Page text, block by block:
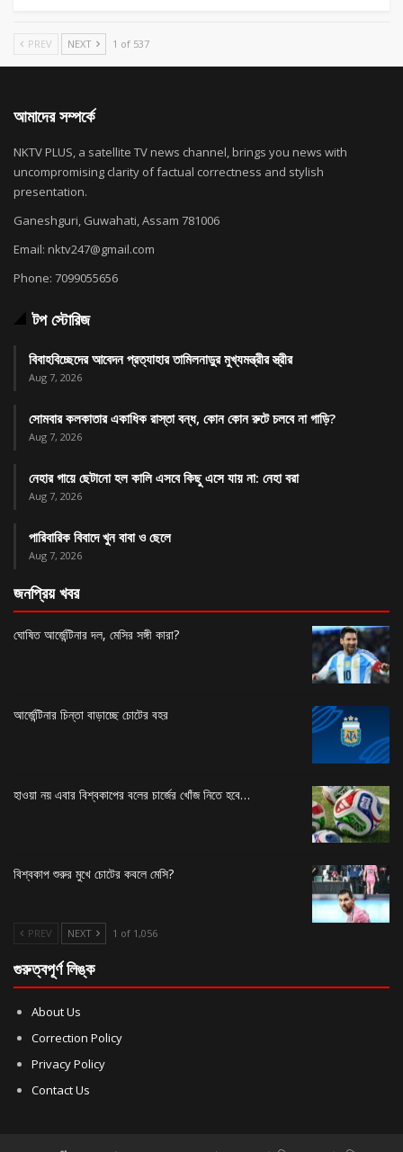
PREV NEXT 1 of 537
আমাদের সম্পর্কে
NKTV PLUS, a satellite TV news channel, brings you news with
uncompromising clarity of factual correctness and stylish
presentation.
Ganeshguri, Guwahati, Assam 781006
Email: nktv247@gmail.com
Phone: 7099055656
টপ স্টোরিজ
বিবাহবিচ্ছেদের আবেদন প্রত্যাহার তামিলনাড়ুর মুখ্যমন্ত্রীর স্ত্রীর
Aug 7, 2026
সোমবার কলকাতার একাধিক রাস্তা বন্ধ, কোন কোন রুটে চলবে না গাড়ি?
Aug 7, 2026
নেহার গায়ে ছেটানো হল কালি এসবে কিছু এসে যায় না: নেহা বরা
Aug 7, 2026
পারিবারিক বিবাদে খুন বাবা ও ছেলে
Aug 7, 2026
জনপ্রিয় খবর
ঘোষিত আর্জেন্টিনার দল, মেসির সঙ্গী কারা?
আর্জেন্টিনার চিন্তা বাড়াচ্ছে চোটের বহর
হাওয়া নয় এবার বিশ্বকাপের বলের চার্জের খোঁজ নিতে হবে…
বিশ্বকাপ শুরুর মুখে চোটের কবলে মেসি?
PREV NEXT 1 of 1,056
গুরুত্বপূর্ণ লিঙ্ক
About Us
Correction Policy
Privacy Policy
Contact Us